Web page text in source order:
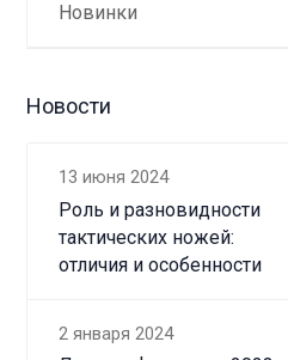
Новинки
Новости
13 июня 2024
Роль и разновидности
тактических ножей:
отличия и особенности
2 января 2024